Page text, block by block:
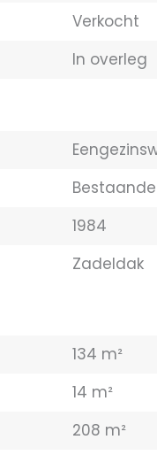
Verkocht
In overleg
1984
Zadeldak
134 m²
14 m²
208 m²